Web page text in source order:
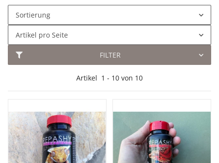
FILTER
Sortierung
Artikel pro Seite
Artikel 1 - 10 von 10